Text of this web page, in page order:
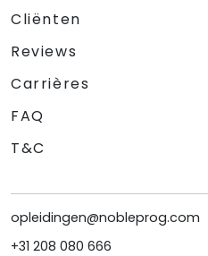
Cliënten
Reviews
Carrières
FAQ
T&C
opleidingen@nobleprog.com
+31 208 080 666